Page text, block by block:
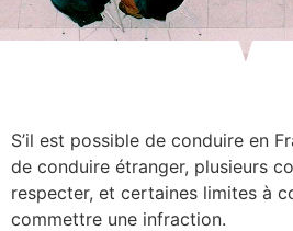
S’il est possible de conduire en
de conduire étranger, plusieurs
respecter, et certaines limites à
commettre une infraction.